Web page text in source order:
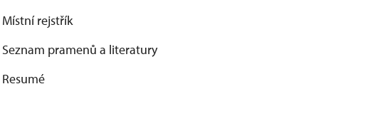
Místní rejstřík
Seznam pramenů a literatury
Resumé